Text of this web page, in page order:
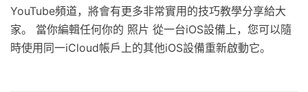
YouTube頻道，將會有更多非常實用的技巧教學分享給大
家。 當你編輯任何你的 照片 從一台iOS設備上，您可以隨
時使用同一iCloud帳戶上的其他iOS設備重新啟動它。